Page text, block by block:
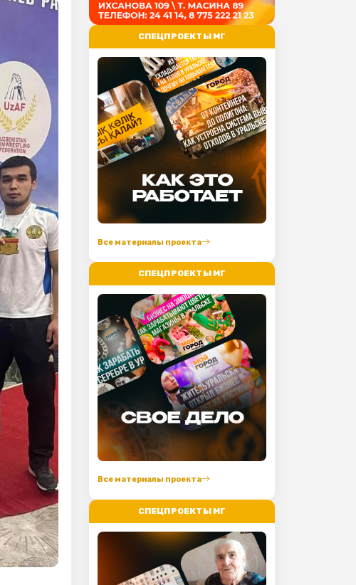
СПЕЦПРОЕКТЫ МГ
Все материалы проекта
СПЕЦПРОЕКТЫ МГ
Все материалы проекта
СПЕЦПРОЕКТЫ МГ